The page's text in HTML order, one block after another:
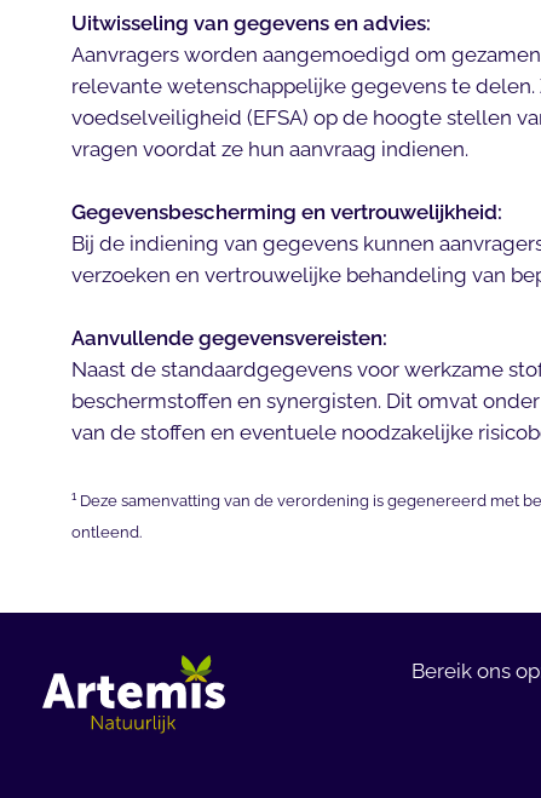
Uitwisseling van gegevens en advies:
Aanvragers worden aangemoedigd om
relevante wetenschappelijke gegevens te
voedselveiligheid (EFSA) op de hoogte stellen
vragen voordat ze hun aanvraag indienen.
Gegevensbescherming en vertrouwelijkheid:
Bij de indiening van gegevens kunnen
verzoeken en vertrouwelijke behandeling van
Aanvullende gegevensvereisten:
Naast de standaardgegevens voor werkzame
beschermstoffen en synergisten. Dit omvat
van de stoffen en eventuele noodzakelijke
1Deze samenvatting van de verordening is gegenereerd met
ontleend.
Bereik ons